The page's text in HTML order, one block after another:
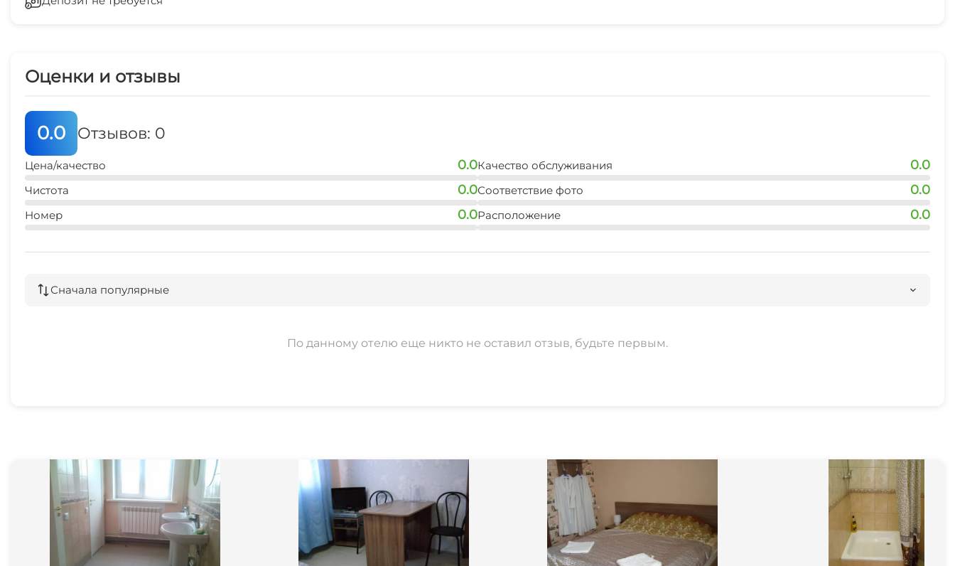
Спутниковое ТВ
СВЧ
Оценки и отзывы
0.0 Отзывов: 0
Цена/качество 0.0
Чистота 0.0
Номер 0.0
Качество обслуживания 0.0
Соответствие фото 0.0
Расположение 0.0
Сначала популярные
По данному отелю еще никто не оставил отзыв, будьте первым.